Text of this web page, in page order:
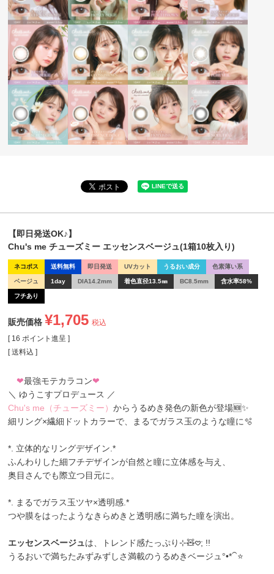
【即日発送OK♪】
Chu's me チューズミー エッセンスベージュ(1箱10枚入り)
ネコポス 送料無料 即日発送 UVカット うるおい成分 色素薄い系
ベージュ 1day DIA14.2mm 着色直径13.5㎜ BC8.5mm 含水率58%
フチあり
販売価格 ¥1,705 税込
[ 16 ポイント進呈 ]
送料込
❤最強モテカラコン❤
＼ ゆうこすプロデュース ／
Chu's me（チューズミー） からうるめき発色の新色が登場🆕✨
細リング×繊細ドットカラーで、まるでガラス玉のような瞳に🫧
*. 立体的なリングデザイン.*
ふんわりした細フチデザインが自然と瞳に立体感を与え、
奥目さんでも際立つ目元に。
*. まるでガラス玉ツヤ×透明感.*
つや膜をはったようなきらめきと透明感に満ちた瞳を演出。
エッセンスベージュは、トレンド感たっぷり⊹🧸𖹭; !!
うるおいで満ちたみずみずしさ満載のうるめきベージュ°•*⁀⭐️